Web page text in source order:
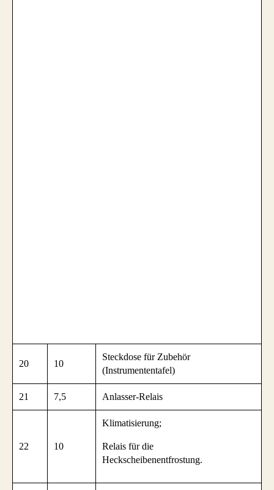
20 10
Steckdose für Zubehör
(Instrumententafel)
21 7,5 Anlasser-Relais
22 10
Klimatisierung;
Relais für die
Heckscheibenentfrostung.